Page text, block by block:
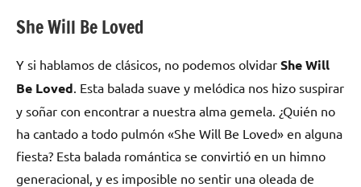
She Will Be Loved
Y si hablamos de clásicos, no podemos olvidar She Will
Be Loved . Esta balada suave y melódica nos hizo suspirar
y soñar con encontrar a nuestra alma gemela. ¿Quién no
ha cantado a todo pulmón «She Will Be Loved» en alguna
fiesta? Esta balada romántica se convirtió en un himno
generacional, y es imposible no sentir una oleada de